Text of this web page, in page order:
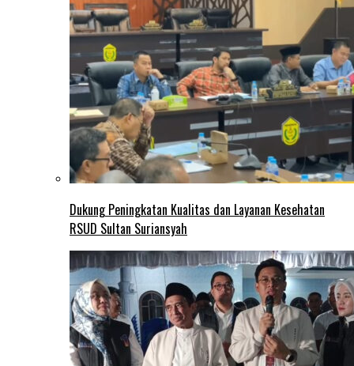
Dukung Peningkatan Kualitas dan Layanan Kesehatan
RSUD Sultan Suriansyah